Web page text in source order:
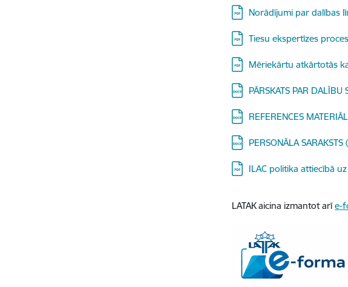
Lejupielādēt:
Norādījumi par dalības
Lejupielādēt:
Tiesu ekspertīzes
Lejupielādēt:
Mēriekārtu atkārtotās
Lejupielādēt:
PĀRSKATS PAR DALĪBU
Lejupielādēt:
REFERENCES
Lejupielādēt:
PERSONĀLA
Lejupielādēt:
ILAC politika attiecībā
LATAK aicina izmantot arīe-